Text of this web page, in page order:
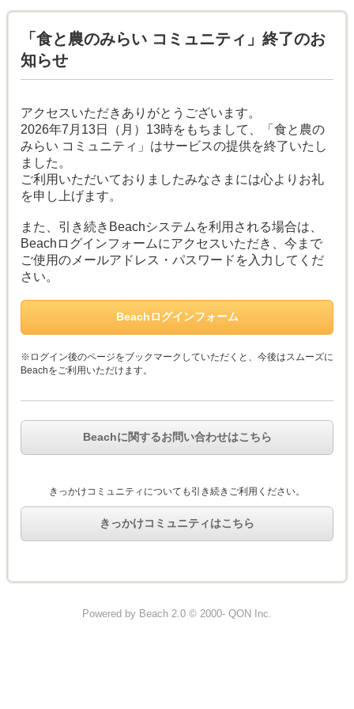
「食と農のみらい コミュニティ」終了のお
知らせ
アクセスいただきありがとうございます。
2026年7月13日（月）13時をもちまして、「食と農の
みらい コミュニティ」はサービスの提供を終了いたし
ました。
ご利用いただいておりましたみなさまには心よりお礼
を申し上げます。
また、引き続きBeachシステムを利用される場合は、
Beachログインフォームにアクセスいただき、今まで
ご使用のメールアドレス・パスワードを入力してくだ
さい。
Beachログインフォーム
※ログイン後のページをブックマークしていただくと、今後はスムーズに
Beachをご利用いただけます。
Beachに関するお問い合わせはこちら
きっかけコミュニティについても引き続きご利用ください。
きっかけコミュニティはこちら
Powered by Beach 2.0 © 2000- QON Inc.